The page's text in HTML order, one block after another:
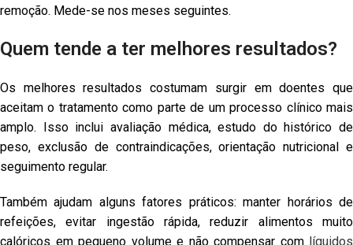
remoção. Mede-se nos meses seguintes.
Quem tende a ter melhores resultados?
Os melhores resultados costumam surgir em doentes que
aceitam o tratamento como parte de um processo clínico mais
amplo. Isso inclui avaliação médica, estudo do histórico de
peso, exclusão de contraindicações, orientação nutricional e
seguimento regular.
Também ajudam alguns fatores práticos: manter horários de
refeições, evitar ingestão rápida, reduzir alimentos muito
calóricos em pequeno volume e não compensar com líquidos